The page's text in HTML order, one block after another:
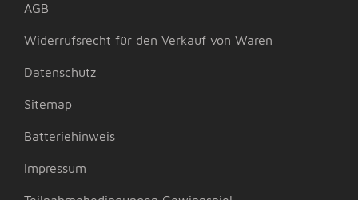
AGB
Widerrufsrecht für den Verkauf von Waren
Datenschutz
Sitemap
Batteriehinweis
Impressum